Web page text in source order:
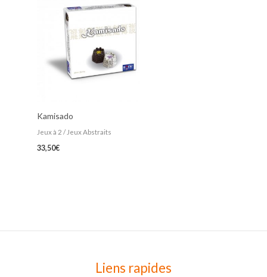
Kamisado
Jeux à 2 / Jeux Abstraits
33,50€
Liens rapides